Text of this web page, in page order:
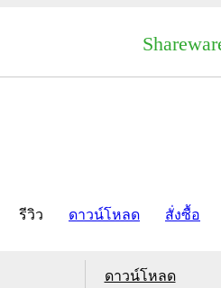
รีวิว ดาวน์โหลด สั่งซื้อ
ดาวน์โหลด